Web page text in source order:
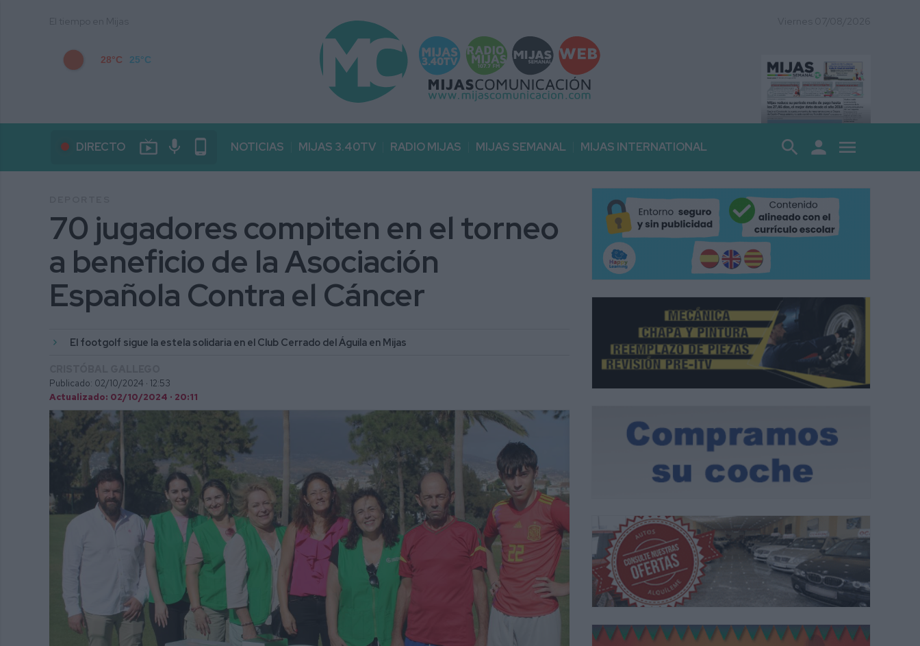
28°C 25°C
DIRECTO live_tv mic phone_android NOTICIAS MIJAS 3.40TV RADIO MIJAS MIJAS SEMANAL MIJAS INTERNATIONAL search person menu
70 jugadores compiten en el torneo
a beneficio de la Asociación
Española Contra el Cáncer
El footgolf sigue la estela solidaria en el Club Cerrado del Águila en Mijas
Publicado: 02/10/2024 · 12:53
Actualizado: 02/10/2024 · 20:11